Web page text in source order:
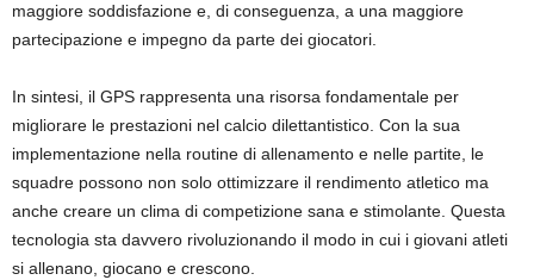
maggiore soddisfazione e, di conseguenza, a una maggiore
partecipazione e impegno da parte dei giocatori.
In sintesi, il GPS rappresenta una risorsa fondamentale per
migliorare le prestazioni nel calcio dilettantistico. Con la sua
implementazione nella routine di allenamento e nelle partite, le
squadre possono non solo ottimizzare il rendimento atletico ma
anche creare un clima di competizione sana e stimolante. Questa
tecnologia sta davvero rivoluzionando il modo in cui i giovani atleti
si allenano, giocano e crescono.